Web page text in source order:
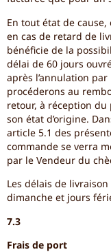
En tout état de
en cas de retard de
bénéficie de la
délai de 60 jours
après l’annulation
procéderons au
retour, à réception
son état d’origine.
article 5.1 des
commande se verra
par le Vendeur du
Les délais de
dimanche et jours
7.3
Frais de port